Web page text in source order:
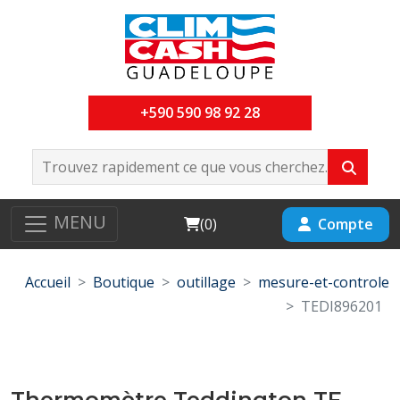
+590 590 98 92 28
MENU Cart
(0) Compte
Accueil Boutique outillage
mesure-et-controle
TEDI896201